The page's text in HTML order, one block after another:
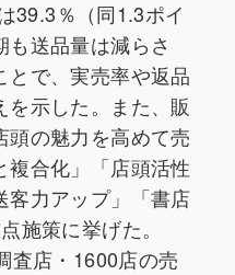
39.3％（同1.3ポイ
送品量は減らさ
とで、実売率や返品
示した。また、販
頭の魅力を高めて売
複合化」「店頭活性
客力アップ」「書店
施策に挙げた。
査店・1600店の売